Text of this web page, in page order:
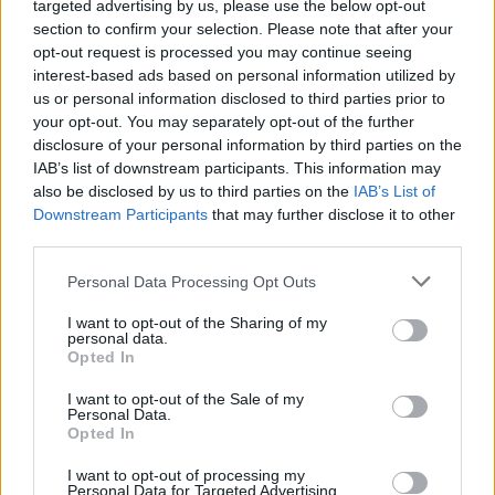
targeted advertising by us, please use the below opt-out
section to confirm your selection. Please note that after your
opt-out request is processed you may continue seeing
interest-based ads based on personal information utilized by
us or personal information disclosed to third parties prior to
your opt-out. You may separately opt-out of the further
disclosure of your personal information by third parties on the
IAB’s list of downstream participants. This information may
also be disclosed by us to third parties on the IAB’s List of
Downstream Participants that may further disclose it to other
Please note that this website/app uses one or more Google
not limited to your visit or usage behaviour. You may click to
grant or deny consent to Google and its third-party tags to
use your data for below specified purposes in below Google
consent section.
Personal Data Processing Opt Outs
I want to opt-out of the Sharing of my
personal data.
Opted In
I want to opt-out of the Sale of my
Personal Data.
Opted In
I want to opt-out of processing my
Personal Data for Targeted Advertising.
az ország gazdaságát, felszámolandó az
egyoldalú függőséget a kőolajtermeléstől,
engedélyezte a nőknek az autóvezetést és
korlátozta a vallási vezetők társadalmi
hatalmát. Reformjai ugyanakkor a másként
gondolkodókkal szembeni masszív
fellépéssel jártak együtt, jogvédők, nőjogi
aktivisták, üzletemberek kerültek börtönbe.
Szintén ártott tekintélyének a 2018-ban
meggyilkolt Dzsamál Hasogdzsi ellenzéki
szaúdi újságíró ügye, akit Szaúd-Arábia
isztambuli főkonzulátusán ölt meg egy
halálbrigád valószínűleg a trónörökös
utasítására, amit azonban Mohamed bin
Szalmán tagad.